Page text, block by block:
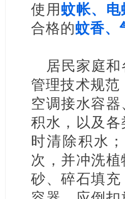
使用蚊帐、电
合格的蚊香、
居民家庭
管理技术规
空调接水容
积水，以及
时清除积水
次，并冲洗
砂、碎石填